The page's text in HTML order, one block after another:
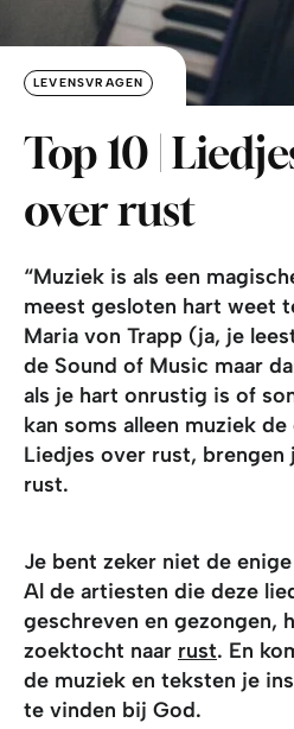
LEVENSVRAGEN
Top 10 |
over rust
“Muziek is als een
meest gesloten hart weet
Maria von Trapp (ja, je
de Sound of Music maar
als je hart onrustig is of
kan soms alleen muziek
Liedjes over rust,
rust.
Je bent zeker niet de
Al de artiesten die deze
geschreven en gezongen,
zoektocht naar rust. En
de muziek en teksten je
te vinden bij God.